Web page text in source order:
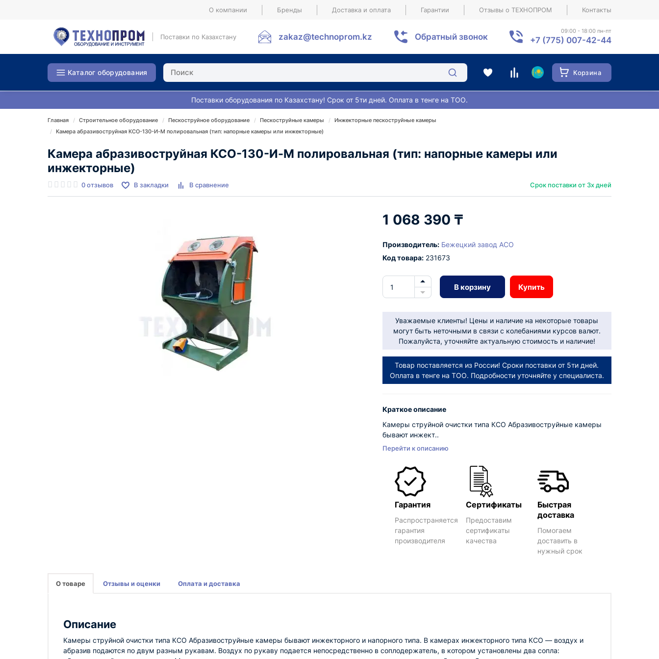
О компании Бренды Доставка и оплата Гарантии Отзывы о ТЕХНОПРОМ Контакты
Поставки по Казахстану zakaz@technoprom.kz Обратный звонок
09:00 - 18:00 пн-пт
+7 (775) 007-42-44
Каталог оборудования Корзина
Поставки оборудования по Казахстану! Срок от 5ти дней. Оплата в тенге на ТОО.
Главная Строительное оборудование Пескоструйное оборудование Пескоструйные камеры
Инжекторные пескоструйные камеры
Камера абразивоструйная КСО-130-И-М полировальная (тип: напорные камеры или инжекторные)
Камера абразивоструйная КСО-130-И-М полировальная (тип: напорные камеры или
инжекторные)
0 отзывов В закладки В сравнение Срок поставки от 3х дней
1 068 390 ₸
Производитель: Бежецкий завод АСО
Код товара:231673
В корзину Купить
Уважаемые клиенты! Цены и наличие на некоторые товары
могут быть неточными в связи с колебаниями курсов валют.
Пожалуйста, уточняйте актуальную стоимость и наличие!
Товар поставляется из России! Сроки поставки от 5ти дней.
Оплата в тенге на ТОО. Подробности уточняйте у специалиста.
Краткое описание
Камеры струйной очистки типа КСО Абразивоструйные камеры
бывают инжект..
Перейти к описанию
Гарантия
Распространяется
гарантия
производителя
Сертификаты
Предоставим
сертификаты
качества
Быстрая
доставка
Помогаем
доставить в
нужный срок
О товаре Отзывы и оценки Оплата и доставка
Описание
Камеры струйной очистки типа КСО Абразивоструйные камеры бывают инжекторного и напорного типа. В камерах инжекторного типа КСО — воздух и
абразив подаются по двум разным рукавам. Воздух по рукаву подается непосредственно в соплодержатель, в котором установлены два сопла: